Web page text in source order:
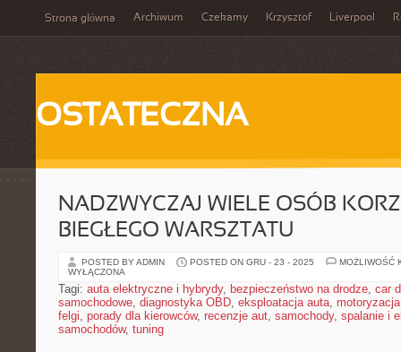
Strona główna Archiwum Czekamy Krzysztof Liverpool
OSTATECZNA
NADZWYCZAJ WIELE OSÓB
BIEGŁEGO WARSZTATU
POSTED BY ADMIN POSTED ON GRU - 23 - 2025
MOŻLIWOŚĆ
WYŁĄCZONA
Tagi: auta elektryczne i hybrydy, bezpieczeństwo na drodze, car
samochodowe, diagnostyka OBD, eksploatacja auta, motoryzacja
felgi, porady dla kierowców, recenzje aut, samochody, spalanie i
samochodów, tuning